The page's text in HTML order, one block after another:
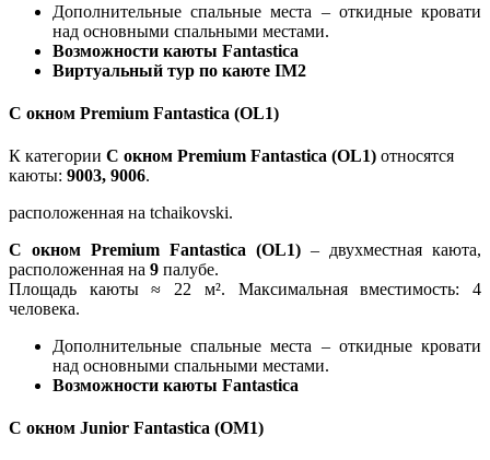
Дополнительные спальные места – откидные кровати
над основными спальными местами.
Возможности каюты Fantastica
Виртуальный тур по каюте IM2
С окном Premium Fantastica (OL1)
К категории С окном Premium Fantastica (OL1) относятся
каюты: 9003, 9006.
расположенная на tchaikovski.
С окном Premium Fantastica (OL1) – двухместная каюта,
расположенная на 9 палубе.
Площадь каюты ≈ 22 м². Максимальная вместимость: 4
человека.
Дополнительные спальные места – откидные кровати
над основными спальными местами.
Возможности каюты Fantastica
С окном Junior Fantastica (OM1)